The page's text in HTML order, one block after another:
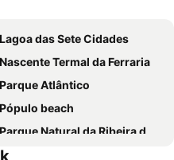
Afternoon Desire
Surf & Guest Lorena´s House
Grand Hotel A&ccedil;ores Atl&acirc;ntico
Hotel Marina Atl&acirc;ntico
Aparthotel Barracuda
Hotel Casa Hintze Ribeiro
Lagoa das Sete Cidades
Nascente Termal da Ferraria
Parque Atlântico
Pópulo beach
Parque Natural da Ribeira dos Caldeirões
Parque de Ribeira Grande